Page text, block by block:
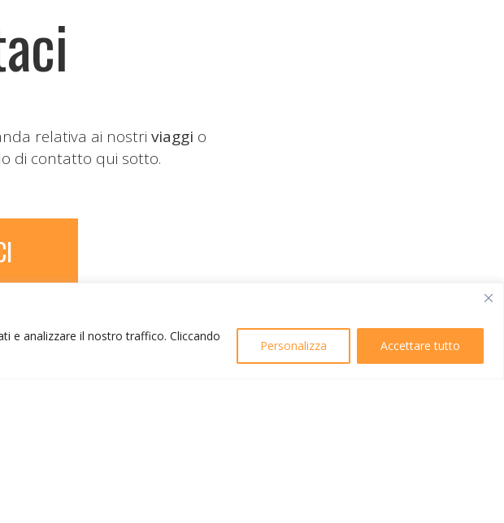
e analizzare il nostro traffico. Cliccando
Personalizza Accettare tutto
relativa ai nostriviaggi o
di contatto qui sotto.